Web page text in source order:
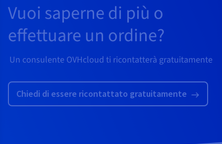
Vuoi saperne di più o
effettuare un ordine?
Un consulente OVHcloud ti ricontatterà gratuitamente
Chiedi di essere ricontattato gratuitamente